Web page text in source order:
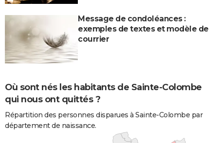
Message de condoléances :
exemples de textes et modèle de
courrier
Où sont nés les habitants de Sainte-Colombe
qui nous ont quittés ?
Répartition des personnes disparues à Sainte-Colombe par
département de naissance.